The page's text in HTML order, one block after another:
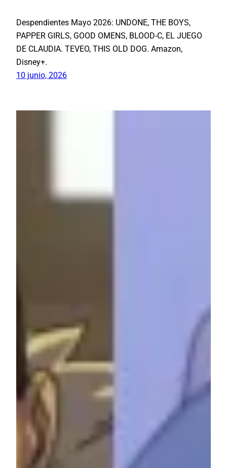
Despendientes Mayo 2026: UNDONE, THE BOYS,
PAPPER GIRLS, GOOD OMENS, BLOOD-C, EL JUEGO
DE CLAUDIA. TEVEO, THIS OLD DOG. Amazon,
Disney+.
10 junio, 2026